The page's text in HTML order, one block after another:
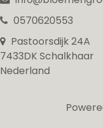
0570620553
Pastoorsdijk 24A
7433DK Schalkhaar
Nederland